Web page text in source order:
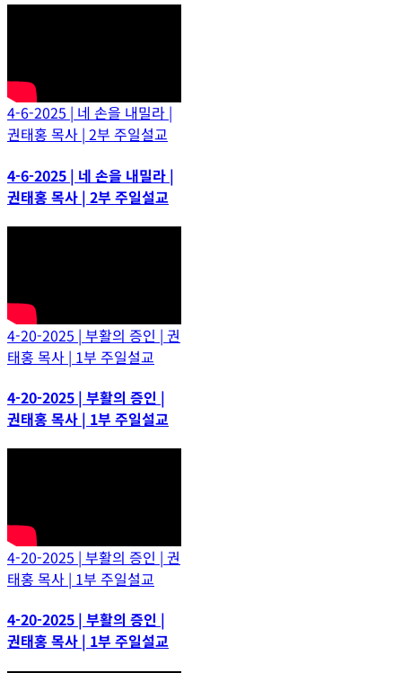
4-6-2025 | 네 손을 내밀라 |
권태홍 목사 | 2부 주일설교
4-6-2025 | 네 손을 내밀라 |
권태홍 목사 | 2부 주일설교
4-20-2025 | 부활의 증인 | 권
태홍 목사 | 1부 주일설교
4-20-2025 | 부활의 증인 |
권태홍 목사 | 1부 주일설교
4-20-2025 | 부활의 증인 | 권
태홍 목사 | 1부 주일설교
4-20-2025 | 부활의 증인 |
권태홍 목사 | 1부 주일설교